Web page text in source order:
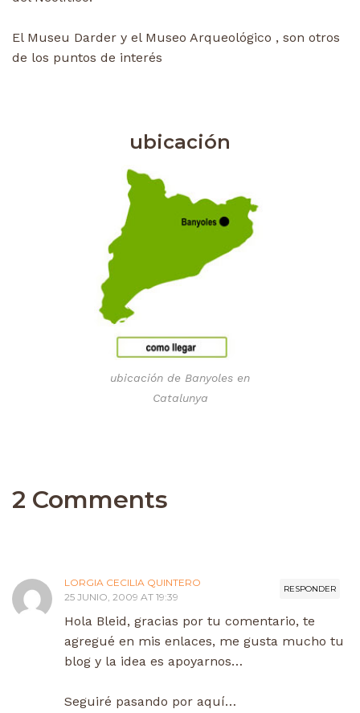
El Museu Darder y el Museo Arqueológico , son otros
de los puntos de interés
ubicación
ubicación de Banyoles en
Catalunya
2 Comments
RESPONDER
LORGIA CECILIA QUINTERO
25 JUNIO, 2009 AT 19:39
Hola Bleid, gracias por tu comentario, te
agregué en mis enlaces, me gusta mucho tu
blog y la idea es apoyarnos…
Seguiré pasando por aquí…